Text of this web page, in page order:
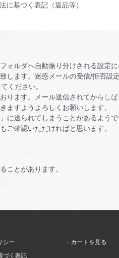
に基づく表記（返品等）
ォルダへ自動振り分けされる設定
します。迷惑メールの受信/拒否設
ください。
ります。メール送信されてからし
ますようよろしくお願いします。
に送られてしまうことがあるよう
ご確認いただければと思います。
ことがあります。
シー
づく表記
カートを見る